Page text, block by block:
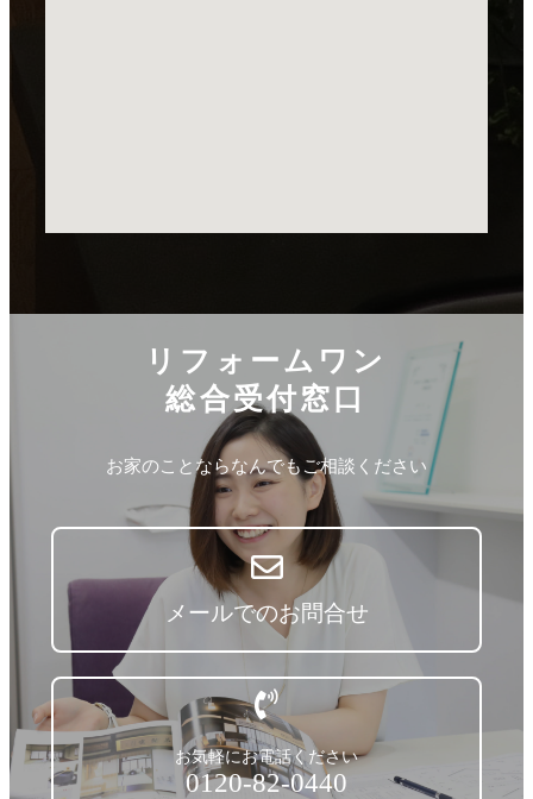
リフォームワン
総合受付窓口
お家のことならなんでもご相談ください
メールでのお問合せ
お気軽にお電話ください
0120-82-0440